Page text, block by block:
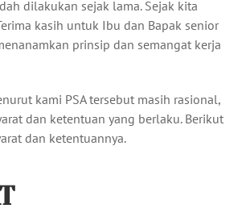
dilakukan sejak lama. Sejak kita
kasih untuk Ibu dan Bapak senior
prinsip dan semangat kerja
kami PSA tersebut masih rasional,
dan ketentuan yang berlaku. Berikut
dan ketentuannya.